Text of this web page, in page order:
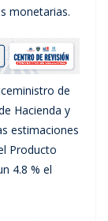
monetarias.
de
Hacienda y
estimaciones
Producto
4.8 % el